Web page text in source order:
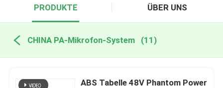
PRODUKTE ÜBER UNS
CHINA PA-Mikrofon-System (11)
ABS Tabelle 48V Phantom Power